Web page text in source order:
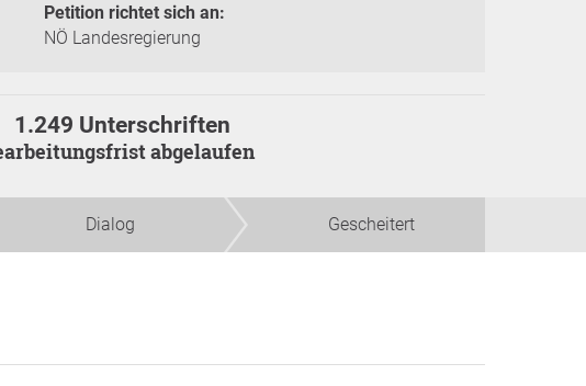
Petition richtet sich an:
NÖ Landesregierung
1.249 Unterschriften
abgelaufen
Dialog Gescheitert